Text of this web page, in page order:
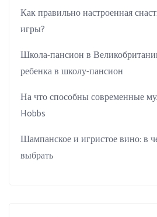
Как правильно настроенная
игры?
Школа-пансион в
ребенка в школу-пансион
На что способны современные
Hobbs
Шампанское и игристое вино: в
выбрать